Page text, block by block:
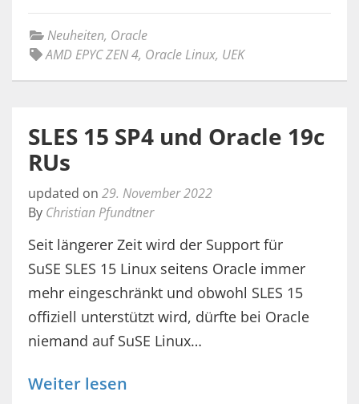
Neuheiten, Oracle
AMD EPYC ZEN 4, Oracle Linux, UEK
SLES 15 SP4 und Oracle 19c
RUs
updated on 29. November 2022
By Christian Pfundtner
Seit längerer Zeit wird der Support für
SuSE SLES 15 Linux seitens Oracle immer
mehr eingeschränkt und obwohl SLES 15
offiziell unterstützt wird, dürfte bei Oracle
niemand auf SuSE Linux…
Weiter lesen